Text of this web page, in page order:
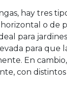
hay tres
o de
para
para que
En
con distintos